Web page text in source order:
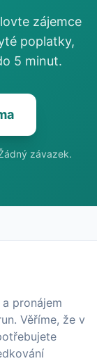
zájemce
poplatky,
5 minut.
závazek.
pronájem
Věříme, že v